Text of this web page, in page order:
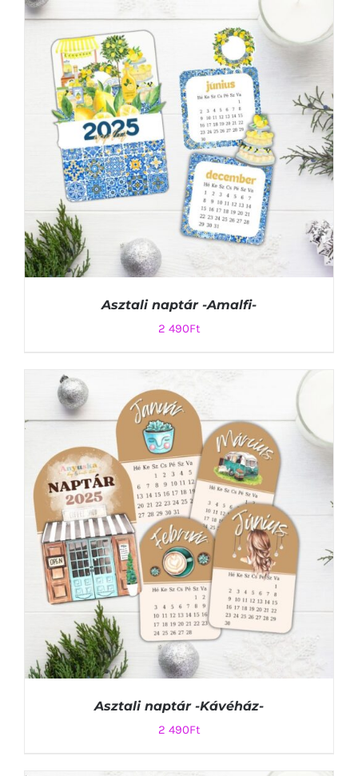
KOSÁRBA TESZEM
/
Asztali naptár -Amalfi-
2 490Ft
Asztali naptár -Kávéház-
2 490Ft